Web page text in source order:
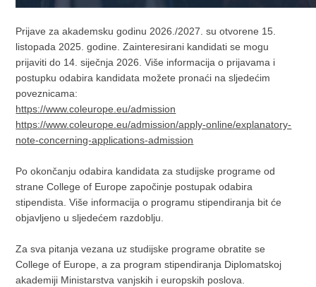
Prijave za akademsku godinu 2026./2027. su otvorene 15.
listopada 2025. godine. Zainteresirani kandidati se mogu
prijaviti do 14. siječnja 2026. Više informacija o prijavama i
postupku odabira kandidata možete pronaći na sljedećim
poveznicama:
https://www.coleurope.eu/admission
https://www.coleurope.eu/admission/apply-online/explanatory-
note-concerning-applications-admission
Po okončanju odabira kandidata za studijske programe od
strane College of Europe započinje postupak odabira
stipendista. Više informacija o programu stipendiranja bit će
objavljeno u sljedećem razdoblju.
Za sva pitanja vezana uz studijske programe obratite se
College of Europe, a za program stipendiranja Diplomatskoj
akademiji Ministarstva vanjskih i europskih poslova.